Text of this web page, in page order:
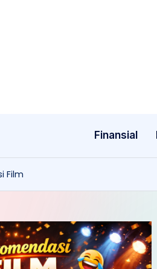
Finansial
Film